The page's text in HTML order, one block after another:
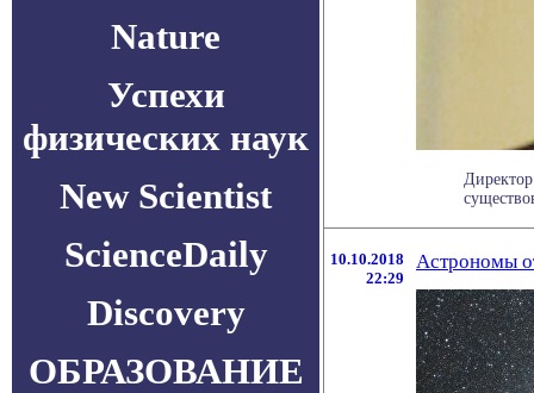
Nature
Успехи
физических наук
New Scientist
ScienceDaily
Discovery
ОБРАЗОВАНИЕ
10.10.2018
22:29
Астрономы